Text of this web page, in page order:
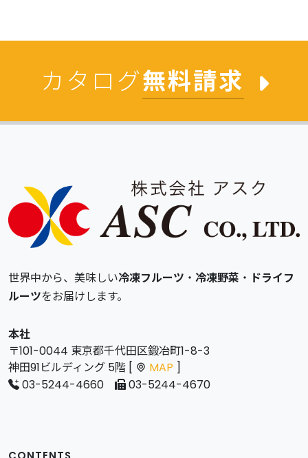
カタログ無料請求
世界中から、美味しい冷凍フルーツ ・ 冷凍野菜 ・ ドライフ
ルーツをお届けします。
本社
〒101-0044 東京都千代田区鍛冶町1-8-3
神田91ビルディング 5階 [
MAP ]
03-5244-4660
03-5244-4670